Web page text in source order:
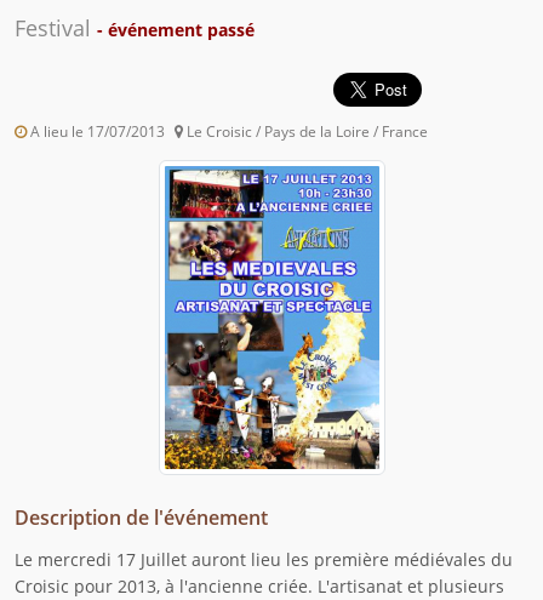
Festival - événement passé
A lieu le 17/07/2013 Le Croisic / Pays de la Loire / France
Description de l'événement
Le mercredi 17 Juillet auront lieu les première médiévales du
Croisic pour 2013, à l'ancienne criée. L'artisanat et plusieurs